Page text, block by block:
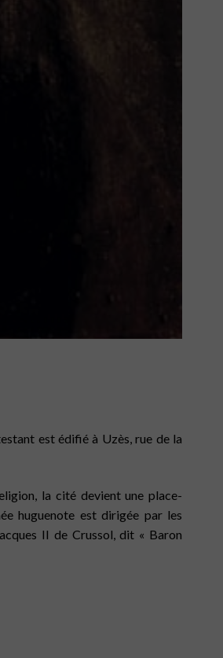
est édifié à Uzès, rue de la
la cité devient une place-
huguenote est dirigée par les
II de Crussol, dit « Baron